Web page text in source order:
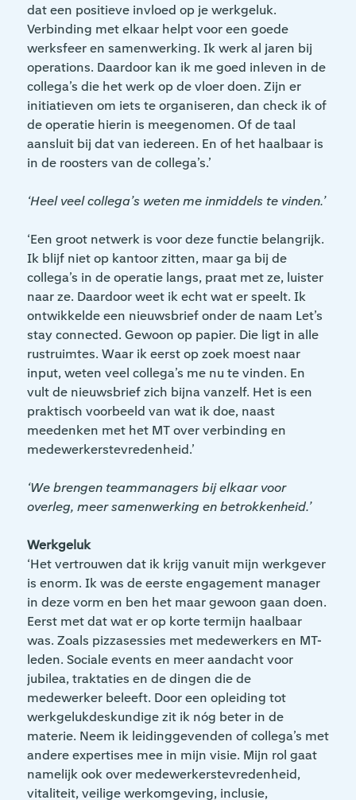
dat een positieve invloed op je werkgeluk.
Verbinding met elkaar helpt voor een goede
werksfeer en samenwerking. Ik werk al jaren bij
operations. Daardoor kan ik me goed inleven in de
collega’s die het werk op de vloer doen. Zijn er
initiatieven om iets te organiseren, dan check ik of
de operatie hierin is meegenomen. Of de taal
aansluit bij dat van iedereen. En of het haalbaar is
in de roosters van de collega’s.’
‘Heel veel collega’s weten me inmiddels te vinden.’
‘Een groot netwerk is voor deze functie belangrijk.
Ik blijf niet op kantoor zitten, maar ga bij de
collega’s in de operatie langs, praat met ze, luister
naar ze. Daardoor weet ik echt wat er speelt. Ik
ontwikkelde een nieuwsbrief onder de naam Let’s
stay connected. Gewoon op papier. Die ligt in alle
rustruimtes. Waar ik eerst op zoek moest naar
input, weten veel collega’s me nu te vinden. En
vult de nieuwsbrief zich bijna vanzelf. Het is een
praktisch voorbeeld van wat ik doe, naast
meedenken met het MT over verbinding en
medewerkerstevredenheid.’
‘We brengen teammanagers bij elkaar voor
overleg, meer samenwerking en betrokkenheid.’
Werkgeluk
‘Het vertrouwen dat ik krijg vanuit mijn werkgever
is enorm. Ik was de eerste engagement manager
in deze vorm en ben het maar gewoon gaan doen.
Eerst met dat wat er op korte termijn haalbaar
was. Zoals pizzasessies met medewerkers en MT-
leden. Sociale events en meer aandacht voor
jubilea, traktaties en de dingen die de
medewerker beleeft. Door een opleiding tot
werkgelukdeskundige zit ik nóg beter in de
materie. Neem ik leidinggevenden of collega’s met
andere expertises mee in mijn visie. Mijn rol gaat
namelijk ook over medewerkerstevredenheid,
vitaliteit, veilige werkomgeving, inclusie,